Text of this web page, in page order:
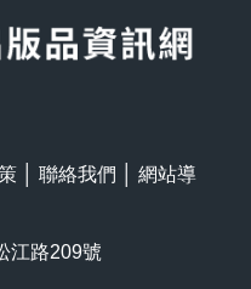
聯絡我們
網站導
江路209號